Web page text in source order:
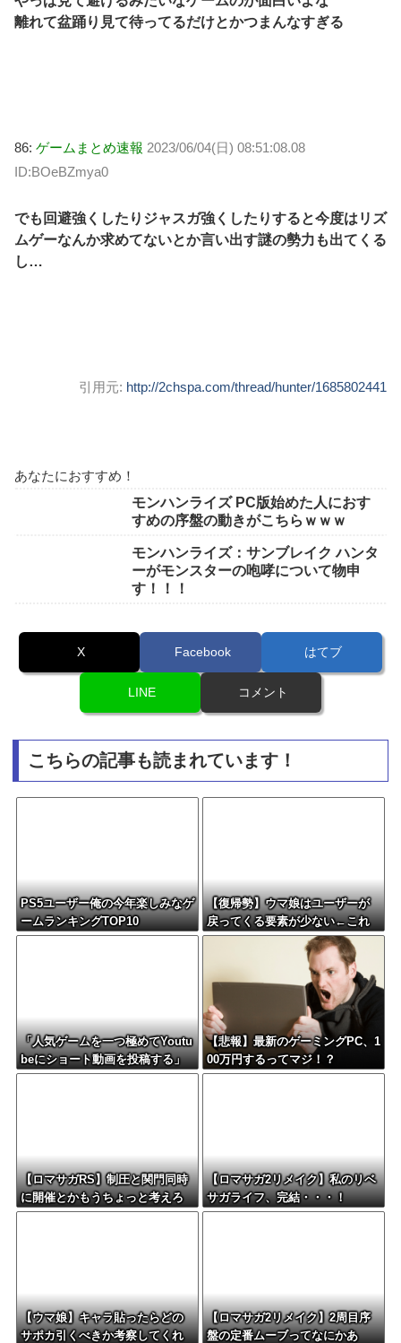
離れて盆踊り見て待ってるだけとかつまんなすぎる
86: ゲームまとめ速報 2023/06/04(日) 08:51:08.08
ID:BOeBZmya0
でも回避強くしたりジャスガ強くしたりすると今度はリズ
ムゲーなんか求めてないとか言い出す謎の勢力も出てくる
し…
引用元: http://2chspa.com/thread/hunter/1685802441
あなたにおすすめ！
モンハンライズ PC版始めた人におす
すめの序盤の動きがこちらｗｗｗ
モンハンライズ：サンブレイク ハンタ
ーがモンスターの咆哮について物申
す！！！
X Facebook はてブ
LINE コメント
こちらの記事も読まれています！
PS5ユーザー俺の今年楽しみなゲ
ームランキングTOP10
【復帰勢】ウマ娘はユーザーが
戻ってくる要素が少ない←これ
「人気ゲームを一つ極めてYoutu
beにショート動画を投稿する」
←これだけで不労所得が得られ
【悲報】最新のゲーミングPC、1
00万円するってマジ！？
【ロマサガRS】制圧と関門同時
に開催とかもうちょっと考えろ
よw
【ロマサガ2リメイク】私のリベ
サガライフ、完結・・・！
【ウマ娘】キャラ貼ったらどの
サポカ引くべきか考察してくれ
【ロマサガ2リメイク】2周目序
盤の定番ムーブってなにかあ